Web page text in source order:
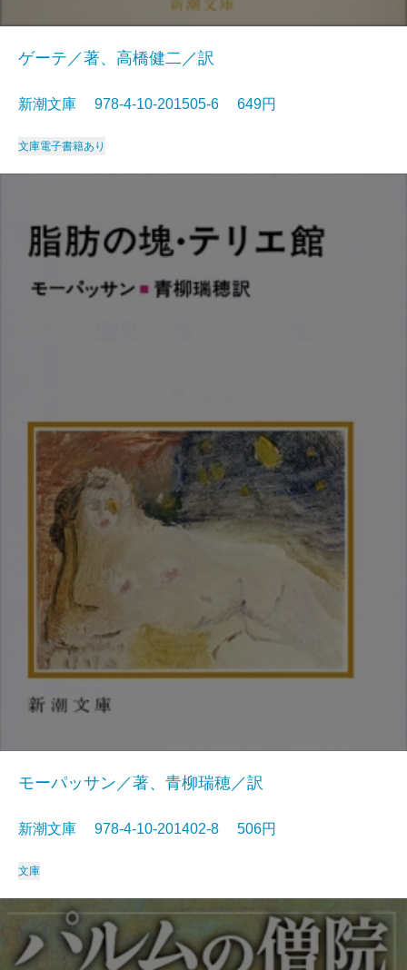
ゲーテ／著、高橋健二／訳
新潮文庫 978-4-10-201505-6 649円
文庫電子書籍あり
モーパッサン／著、青柳瑞穂／訳
新潮文庫 978-4-10-201402-8 506円
文庫